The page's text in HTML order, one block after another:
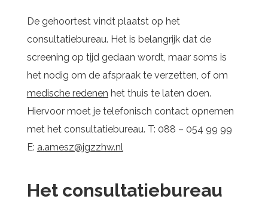
De gehoortest vindt plaatst op het
consultatiebureau. Het is belangrijk dat de
screening op tijd gedaan wordt, maar soms is
het nodig om de afspraak te verzetten, of om
medische redenen het thuis te laten doen.
Hiervoor moet je telefonisch contact opnemen
met het consultatiebureau. T: 088 – 054 99 99
E: a.amesz@jgzzhw.nl
Het consultatiebureau